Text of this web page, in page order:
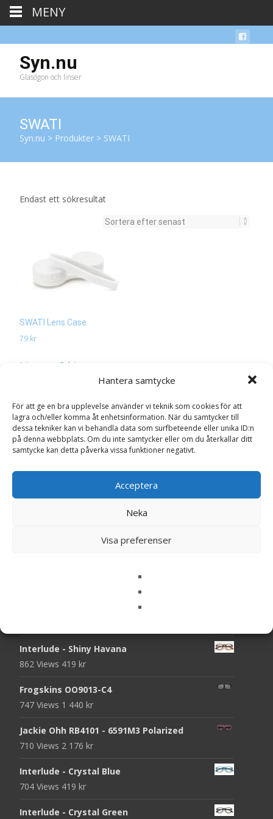
Hantera samtycke
För att ge en bra upplevelse använder vi teknik som cookies för att
lagra och/eller komma åt enhetsinformation. När du samtycker till
dessa tekniker kan vi behandla data som surfbeteende eller unika ID:n
på denna webbplats. Om du inte samtycker eller om du återkallar ditt
samtycke kan detta påverka vissa funktioner negativt.
Acceptera
Neka
Visa preferenser
Syn.nu
Glasögon och linser
SWATI
Syn.nu > Produkter > SWATI
Endast ett sökresultat
SWATI Lens Case
79 kr
Läs mera & köp
Search
for:
Glasögon & linser
1-Day Acuvue Moist Multifocal
Interlude - Shiny Havana
862 Views 419 kr
Frogskins OO9013-C4
747 Views 1 440 kr
Jackie Ohh RB4101 - 6591M3 Polarized
710 Views 2 176 kr
Interlude - Crystal Blue
704 Views 419 kr
Interlude - Crystal Green
MENY